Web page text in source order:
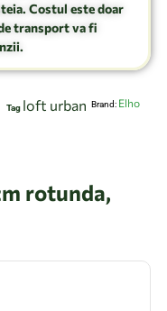
Costul este doar
transport va fi
Tag loft urban Brand: Elho
rotunda,